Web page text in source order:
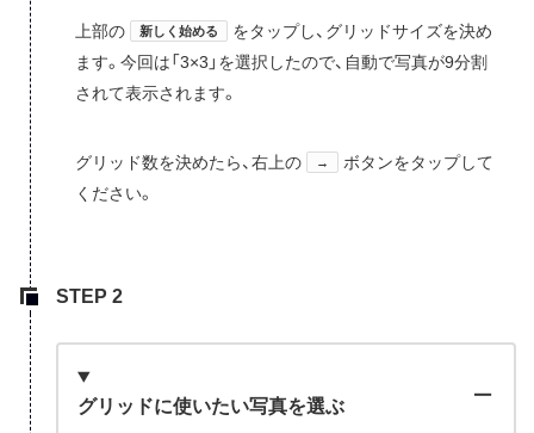
上部の 新しく始める
をタップし、グリッドサイズを決め
ます。今回は「3×3」を選択したので、自動で写真が9分割
されて表示されます。
グリッド数を決めたら、右上の →
ボタンをタップして
ください。
グリッドに使いたい写真を選ぶ